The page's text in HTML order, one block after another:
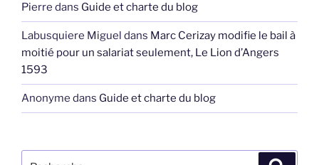
Pierre dans Guide et charte du blog
Labusquiere Miguel dans Marc Cerizay modifie le bail à
moitié pour un salariat seulement, Le Lion d’Angers
1593
Anonyme dans Guide et charte du blog